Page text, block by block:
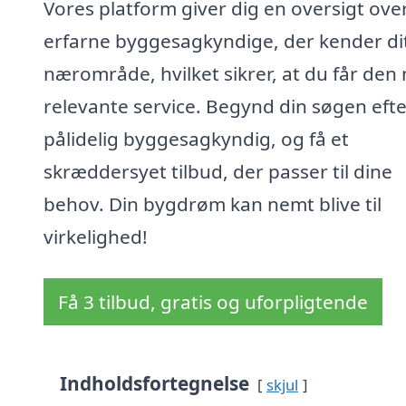
Vores platform giver dig en oversigt
erfarne byggesagkyndige, der kender
nærområde, hvilket sikrer, at du får den
relevante service. Begynd din søgen
pålidelig byggesagkyndig, og få et
skræddersyet tilbud, der passer til dine
behov. Din bygdrøm kan nemt blive til
virkelighed!
Få 3 tilbud, gratis og uforpligtende
Indholdsfortegnelse skjul